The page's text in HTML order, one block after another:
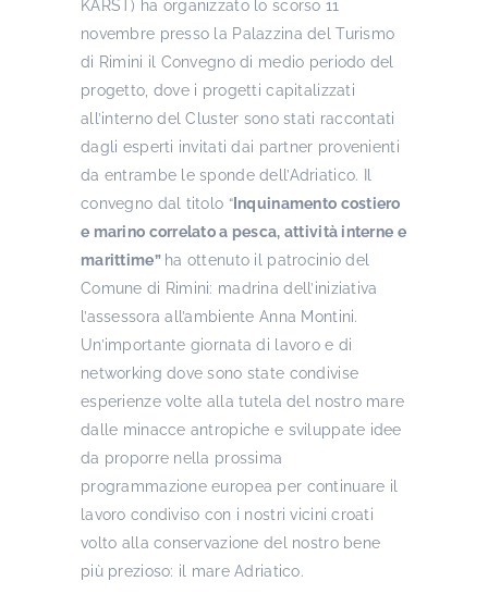
KARST) ha organizzato lo scorso 11
novembre presso la Palazzina del Turismo
di Rimini il Convegno di medio periodo del
progetto, dove i progetti capitalizzati
all’interno del Cluster sono stati raccontati
dagli esperti invitati dai partner provenienti
da entrambe le sponde dell’Adriatico. Il
convegno dal titolo “Inquinamento costiero
e marino correlato a pesca, attività interne e
marittime” ha ottenuto il patrocinio del
Comune di Rimini: madrina dell’iniziativa
l’assessora all’ambiente Anna Montini.
Un’importante giornata di lavoro e di
networking dove sono state condivise
esperienze volte alla tutela del nostro mare
dalle minacce antropiche e sviluppate idee
da proporre nella prossima
programmazione europea per continuare il
lavoro condiviso con i nostri vicini croati
volto alla conservazione del nostro bene
più prezioso: il mare Adriatico.